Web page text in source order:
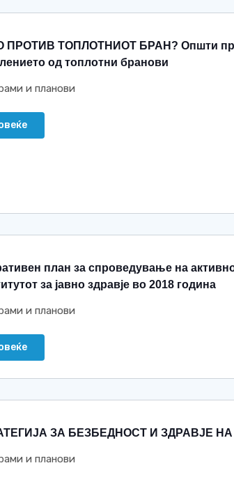
ПРОТИВ ТОПЛОТНИОТ БРАН? Општи
од топлотни бранови
и планови
план за спроведување на
за јавно здравје во 2018 година
и планови
ЗА БЕЗБЕДНОСТ И ЗДРАВЈЕ
и планови